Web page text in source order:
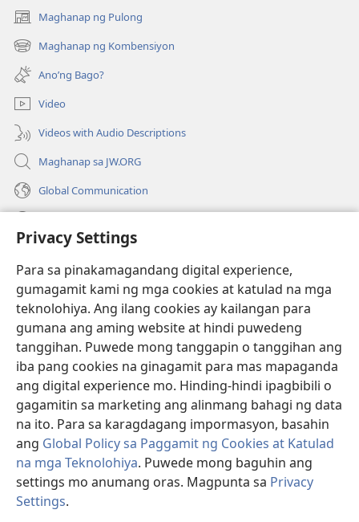
Privacy Settings
Para sa pinakamagandang digital experience,
gumagamit kami ng mga cookies at katulad na mga
teknolohiya. Ang ilang cookies ay kailangan para
gumana ang aming website at hindi puwedeng
tanggihan. Puwede mong tanggapin o tanggihan ang
iba pang cookies na ginagamit para mas mapaganda
ang digital experience mo. Hinding-hindi ipagbibili o
gagamitin sa marketing ang alinmang bahagi ng data
na ito. Para sa karagdagang impormasyon, basahin
ang Global Policy sa Paggamit ng Cookies at Katulad
na mga Teknolohiya. Puwede mong baguhin ang
settings mo anumang oras. Magpunta sa Privacy
Settings.
Maghanap ng Pulong
(may
bubukas
na
bagong
window)
Maghanap ng Kombensiyon
(may
bubukas
na
bagong
window)
Ano’ng Bago?
Video
Videos with Audio Descriptions
Maghanap sa JW.ORG
Global Communication
(may
na
bagong
window)
Watchtower ONLINE LIBRARY™
(may
bubukas
na
bagong
window)
JW Hub ®
(may
bubukas
bagong
window)
JW Library ®
Watchtower Library®
Copyright
KASUNDUAN SA PAGGAMIT